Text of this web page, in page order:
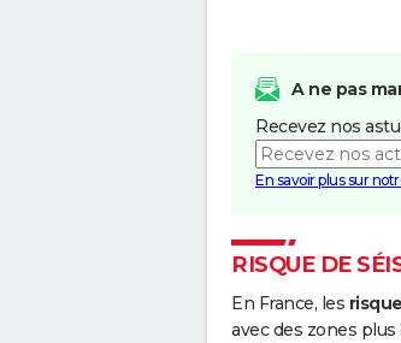
A ne pas
Recevez nos
En savoir plus sur
RISQUE DE
En France, les
avec des zones